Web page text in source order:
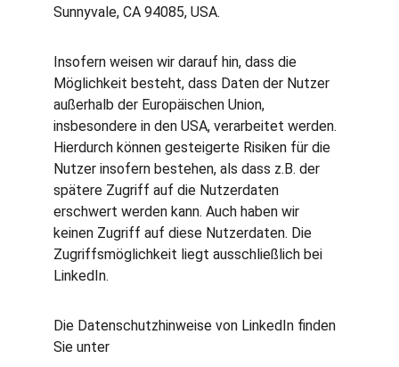
Sunnyvale, CA 94085, USA.
Insofern weisen wir darauf hin, dass die
Möglichkeit besteht, dass Daten der Nutzer
außerhalb der Europäischen Union,
insbesondere in den USA, verarbeitet werden.
Hierdurch können gesteigerte Risiken für die
Nutzer insofern bestehen, als dass z.B. der
spätere Zugriff auf die Nutzerdaten
erschwert werden kann. Auch haben wir
keinen Zugriff auf diese Nutzerdaten. Die
Zugriffsmöglichkeit liegt ausschließlich bei
LinkedIn.
Die Datenschutzhinweise von LinkedIn finden
Sie unter